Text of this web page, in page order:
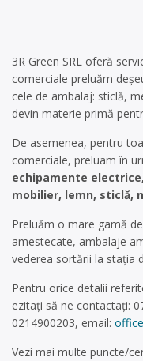
3R Green SRL oferă
comerciale preluăm
cele de ambalaj: sticlă,
devin materie primă
De asemenea, pentru
comerciale, preluam în
echipamente
mobilier, lemn, sticlă,
Preluăm o mare gamă
amestecate, ambalaje
vederea sortării la stația
Pentru orice detalii
ezitați să ne contactați:
0214900203, email:
Vezi mai multe puncte/